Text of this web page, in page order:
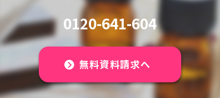
0120-641-604
無料資料請求へ